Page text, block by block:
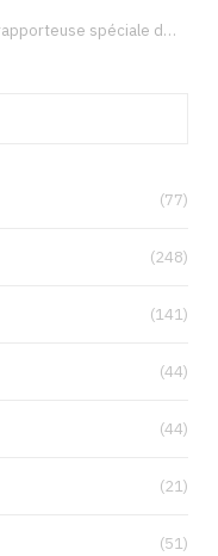
Francesca Albanese, rapporteuse spéciale de l’ONU sur les territoires palestiniens occupés, était à Tunis pour…
(77)
(248)
(141)
(44)
(44)
(21)
(51)